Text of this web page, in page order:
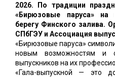
2026. По традиции
«Бирюзовые паруса»
берегу Финского залива.
СПбГЭУ и Ассоциация
«Бирюзовые паруса»
новым возможностям и
выпускников на их
«Гала-выпускной — это